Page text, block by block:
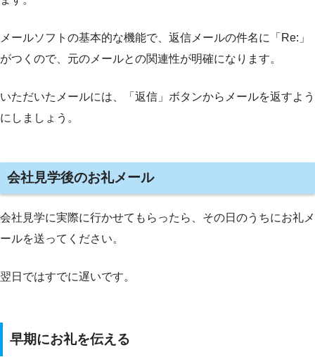
メールソフトの基本的な機能で、返信メールの件名に「Re:」
がつくので、元のメールとの関連性が明確になります。
いただいたメールには、「返信」ボタンからメールを返すよう
にしましょう。
会社見学後のお礼メール
会社見学に実際に行かせてもらったら、その日のうちにお礼メ
ールを送ってください。
翌日ではすでに遅いです。
早期にお礼を伝える